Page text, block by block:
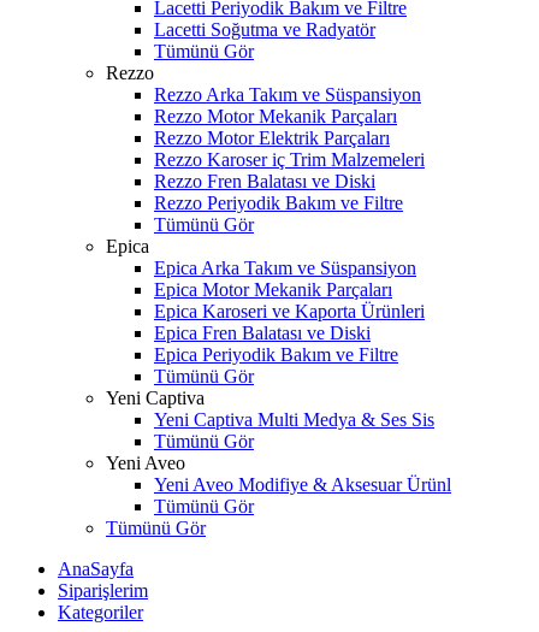
Lacetti Periyodik Bakım ve Filtre
Lacetti Soğutma ve Radyatör
Tümünü Gör
Rezzo
Rezzo Arka Takım ve Süspansiyon
Rezzo Motor Mekanik Parçaları
Rezzo Motor Elektrik Parçaları
Rezzo Karoser iç Trim Malzemeleri
Rezzo Fren Balatası ve Diski
Rezzo Periyodik Bakım ve Filtre
Tümünü Gör
Epica
Epica Arka Takım ve Süspansiyon
Epica Motor Mekanik Parçaları
Epica Karoseri ve Kaporta Ürünleri
Epica Fren Balatası ve Diski
Epica Periyodik Bakım ve Filtre
Tümünü Gör
Yeni Captiva
Yeni Captiva Multi Medya & Ses Sis
Tümünü Gör
Yeni Aveo
Yeni Aveo Modifiye & Aksesuar Ürünl
Tümünü Gör
Tümünü Gör
AnaSayfa
Siparişlerim
Kategoriler